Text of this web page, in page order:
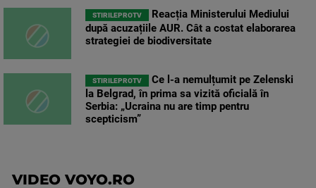
STIRILEPROTV
Reacția Ministerului Mediului
după acuzațiile AUR. Cât a costat elaborarea
strategiei de biodiversitate
STIRILEPROTV
Ce l-a nemulțumit pe Zelenski
la Belgrad, în prima sa vizită oficială în
Serbia: „Ucraina nu are timp pentru
scepticism”
VIDEO VOYO.RO